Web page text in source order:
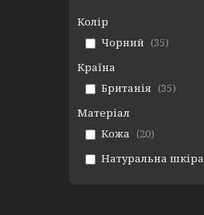
Колір
Чорний
35
Країна
Британія
35
Матеріал
Кожа
20
Натуральна шкіра